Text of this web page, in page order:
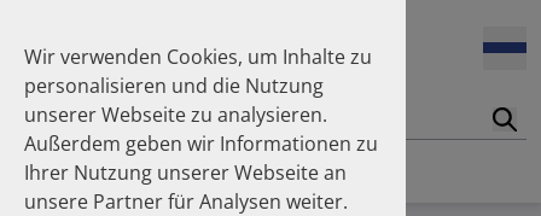
Homepage Mitglieder Mitglieder des DAPI
Wir verwenden Cookies, um Inhalte zu
personalisieren und die Nutzung
unserer Webseite zu analysieren.
Außerdem geben wir Informationen zu
Ihrer Nutzung unserer Webseite an
unsere Partner für Analysen weiter.